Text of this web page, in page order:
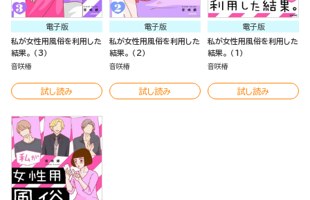
電子版
私が女性用風俗を利用した
結果。 （3）
音咲椿
試し読み
電子版
私が女性用風俗を利用した
結果。 （2）
音咲椿
試し読み
電子版
私が女性用風俗を利用した
結果。 （1）
音咲椿
試し読み